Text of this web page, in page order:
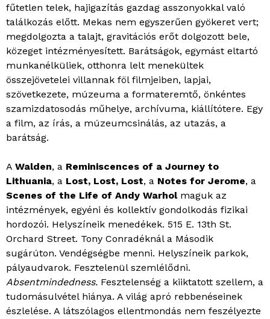
fűtetlen telek, hajigazítás gazdag asszonyokkal való
találkozás előtt. Mekas nem egyszerűen gyökeret vert;
megdolgozta a talajt, gravitációs erőt dolgozott bele,
közeget intézményesített. Barátságok, egymást eltartó
munkanélküliek, otthonra lelt menekültek
összejövetelei villannak föl filmjeiben, lapjai,
szövetkezete, múzeuma a formateremtő, önkéntes
szamizdatosodás műhelye, archívuma, kiállítótere. Egy
a film, az írás, a múzeumcsinálás, az utazás, a
barátság.
A Walden, a Reminiscences of a Journey to
Lithuania, a Lost, Lost, Lost, a Notes for Jerome, a
Scenes of the Life of Andy Warholmaguk az
intézmények, egyéni és kollektív gondolkodás fizikai
hordozói. Helyszíneik menedékek. 515 E. 13th St.
Orchard Street. Tony Conradéknál a Második
sugárúton. Vendégségbe menni. Helyszíneik parkok,
pályaudvarok. Fesztelenül szemlélődni.
Absentmindedness. Fesztelenség a kiiktatott szellem, a
tudomásulvétel hiánya. A világ apró rebbenéseinek
észlelése. A látszólagos ellentmondás nem feszélyezte